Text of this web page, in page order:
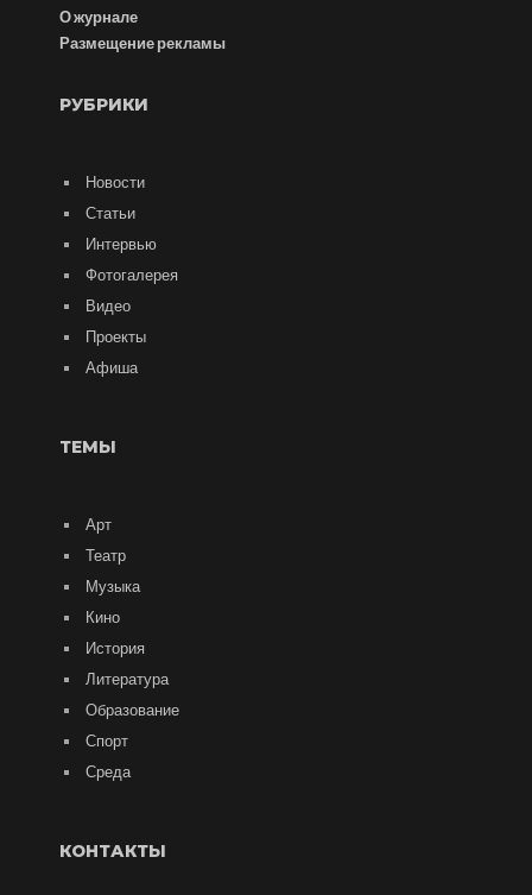
О журнале
Размещение рекламы
РУБРИКИ
Новости
Статьи
Интервью
Фотогалерея
Видео
Проекты
Афиша
ТЕМЫ
Арт
Театр
Музыка
Кино
История
Литература
Образование
Спорт
Среда
КОНТАКТЫ